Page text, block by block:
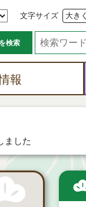
文字サイズ 大きく
検索
報
ました